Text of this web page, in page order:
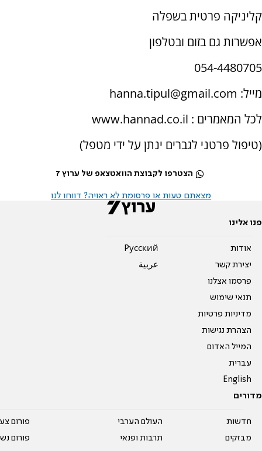
קליניקה פרטית בשפלה
אפשרות גם בזום ובטלפון
054-4480705
מייל: hanna.tipul@gmail.com
לכל המאמרים : www.hannad.co.il
(טיפול פרטני לגברים ינתן על ידי מטפל)
הצטרפו לקבוצת הוואטצאפ של ערוץ 7
מצאתם טעות או פרסומת לא ראויה? דווחו לנו
פנו אלינו
אודות
יצירת קשר
פרסמו אצלנו
תנאי שימוש
מדיניות פרטיות
הצהרת נגישות
המייל האדום
עברית
English
Pусский
عربية
מדורים
חדשות
מבזקים
העולם הערבי
תרבות ופנאי
פורום
פורום